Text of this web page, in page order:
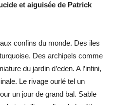
et aiguisée de Patrick
confins du monde. Des iles
Des archipels comme
du jardin d’eden. A l’infini,
Le rivage ourlé tel un
un jour de grand bal. Sable